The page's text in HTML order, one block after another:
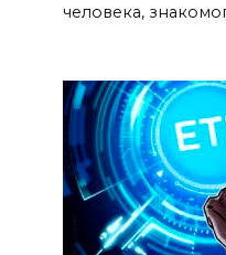
человека,